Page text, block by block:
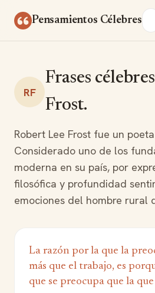
Pensamientos Célebres
RF
Frases
Frost.
Robert Lee Frost fue un
Considerado uno de los
moderna en su país, por
filosófica y profundidad
emociones del hombre rural
La razón por la que la
más que el trabajo, es
que se preocupa que la